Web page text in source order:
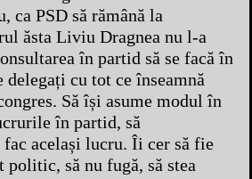
ca PSD să rămână la
ăsta Liviu Dragnea nu l-a
în partid să se facă în
delegați cu tot ce înseamnă
Să își asume modul în
în partid, să
fac același lucru. Îi cer să fie
politic, să nu fugă, să stea